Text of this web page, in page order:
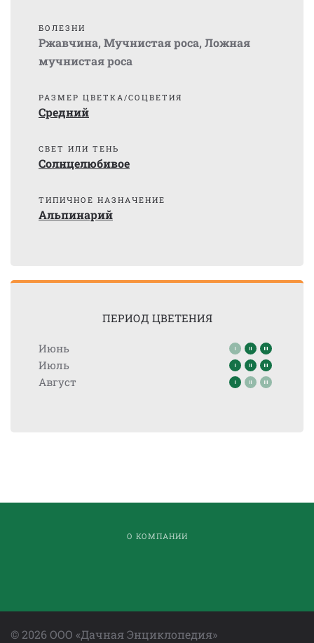
БОЛЕЗНИ
Ржавчина, Мучнистая роса, Ложная
мучнистая роса
РАЗМЕР ЦВЕТКА/СОЦВЕТИЯ
Средний
СВЕТ ИЛИ ТЕНЬ
Солнцелюбивое
ТИПИЧНОЕ НАЗНАЧЕНИЕ
Альпинарий
ПЕРИОД ЦВЕТЕНИЯ
Июнь
Июль
Август
О КОМПАНИИ
©2026 ООО «Дачная Энциклопедия»